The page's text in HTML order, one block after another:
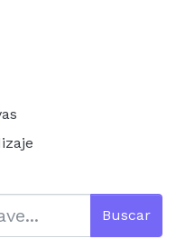
Buscar